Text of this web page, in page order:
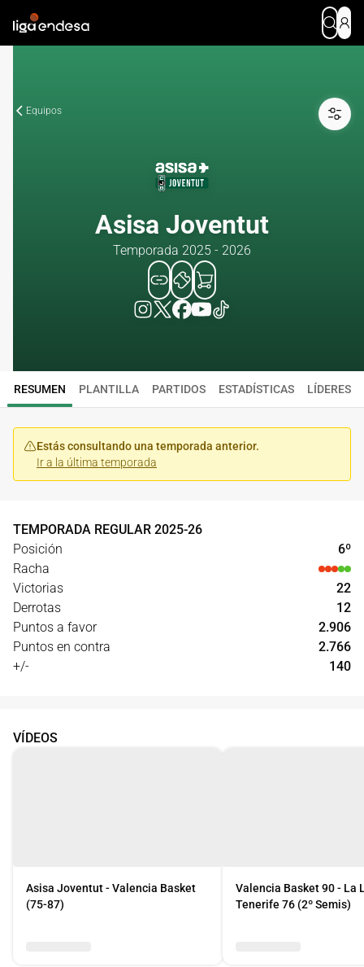
Equipos
Asisa Joventut
Temporada 2025 - 2026
RESUMEN PLANTILLA PARTIDOS ESTADÍSTICAS LÍDERES
Estás consultando una temporada anterior.
Ir a la última temporada
TEMPORADA REGULAR 2025-26
Posición
6º
Racha
Victorias
22
Derrotas
12
Puntos a favor
2.906
Puntos en contra
2.766
+/-
140
VÍDEOS
Asisa Joventut - Valencia Basket
(75-87)
Valencia Basket 90 - La
Tenerife 76 (2º Semis)